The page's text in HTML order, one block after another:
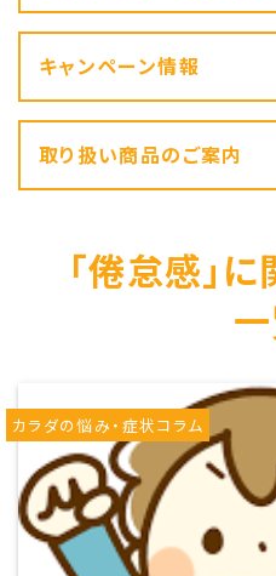
キャンペーン情報
取り扱い商品のご案内
「倦怠感」
カラダの悩み・症状コラム